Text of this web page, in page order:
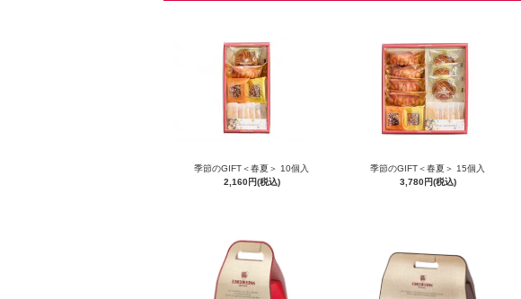
季節のGIFT＜春夏＞ 10個入
2,160円(税込)
季節のGIFT＜春夏＞ 15個入
3,780円(税込)